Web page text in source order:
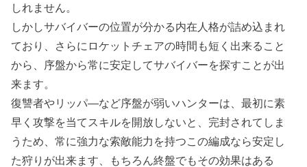
しれません。
しかしサバイバーの位置が分かる内在人格が詰め込まれ
ており、さらにロケットチェアの時間も短く出来ること
から、序盤から常に安定してサバイバーを探すことが出
来ます。
復讐者やリッパ―など序盤が弱いハンターは、最初に素
早く攻撃を当てスキルを開放しないと、完封されてしま
うため、常に強力な索敵能力を持つこの編成なら安定し
た狩りが出来ます、もちろん終盤でもその効果はある